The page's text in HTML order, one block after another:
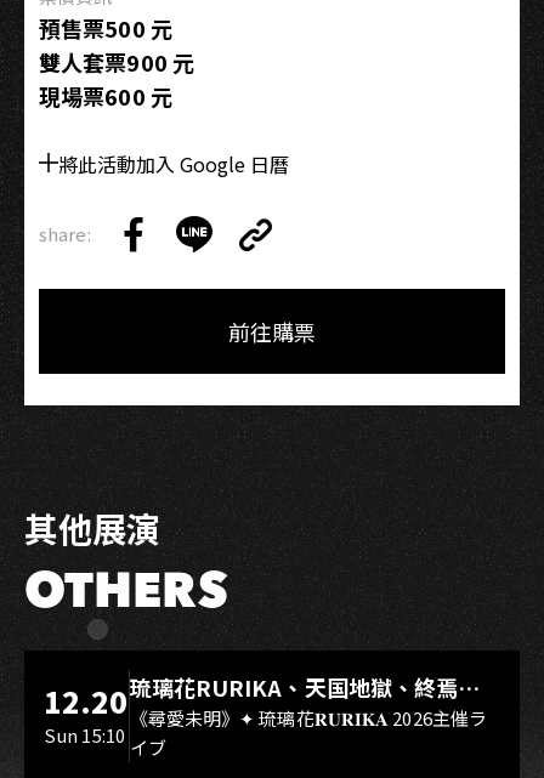
預售票500 元
雙⼈套票900 元
現場票600 元
將此活動加入 Google 日曆
share:
on
on
Link
Copy
前往購票
其他展演
OTHERS
LIVE WAREHOUSE 小庫
12.20
Sun 15:10
琉璃花RURIKA、天国地獄、終焉
Rebirth、DUALIA、無我夢中、花奏
スマイル（O.A.）
《尋愛未明》✦ 琉璃花𝐑𝐔𝐑𝐈𝐊𝐀 2026主催ラ
イブ